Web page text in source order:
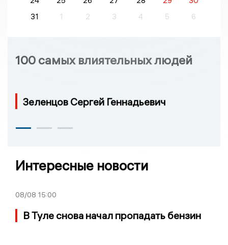
31
1 2 3 4 5 6
100 самых влиятельных людей
Зеленцов Сергей Геннадьевич
Интересные новости
08/08 15:00
В Туле снова начал пропадать бензин